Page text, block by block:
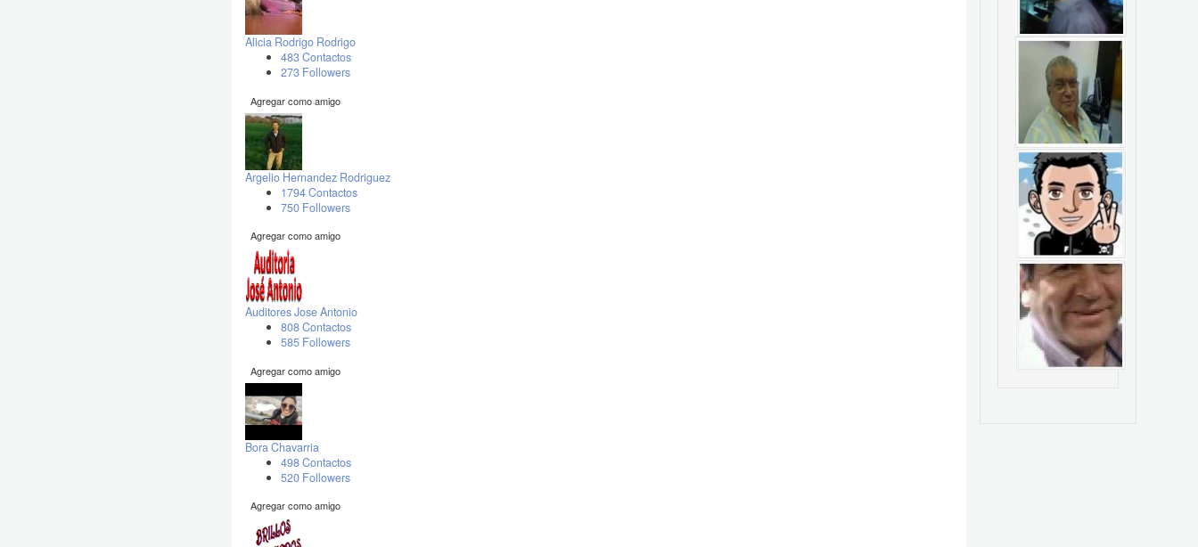
Alicia Rodrigo Rodrigo
483 Contactos
273 Followers
Agregar como amigo
Argelio Hernandez Rodriguez
1794 Contactos
750 Followers
Agregar como amigo
Auditores Jose Antonio
808 Contactos
585 Followers
Agregar como amigo
Bora Chavarria
498 Contactos
520 Followers
Agregar como amigo